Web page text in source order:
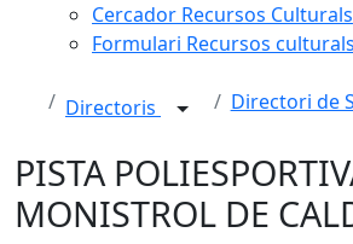
Cercador Recursos Culturals
Formulari Recursos culturals
Directoris Directori de
PISTA
MONISTROL DE